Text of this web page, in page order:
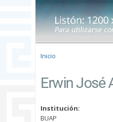
Se encuentra
Inicio
Erwin José
Institución:
BUAP